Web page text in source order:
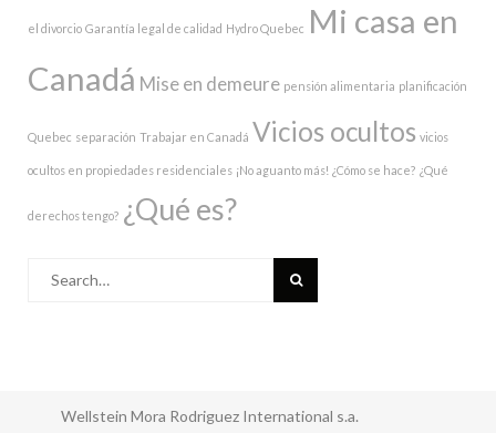
el divorcio Garantía legal de calidad Hydro Quebec Mi casa en
Canadá Mise en demeure pensión alimentaria planificación
Quebec separación Trabajar en Canadá Vicios ocultos vicios
ocultos en propiedades residenciales ¡No aguanto más! ¿Cómo se hace? ¿Qué
derechos tengo? ¿Qué es?
Search
Wellstein Mora Rodriguez International s.a.